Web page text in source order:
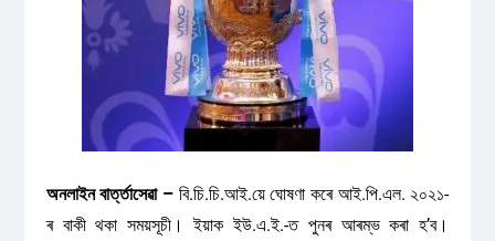
অনলাইন বাৰ্ত্তাসেৱা – বি.চি.চি.আই.য়ে ঘোষণা কৰে আই.পি.এল. ২০২১-
ৰ বাকী থকা সময়সূচী। ইয়াক ইউ.এ.ই.-ত পুনৰ আৰম্ভ কৰা হ’ব।